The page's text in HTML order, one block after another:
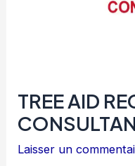
TREE AID
Laisser un